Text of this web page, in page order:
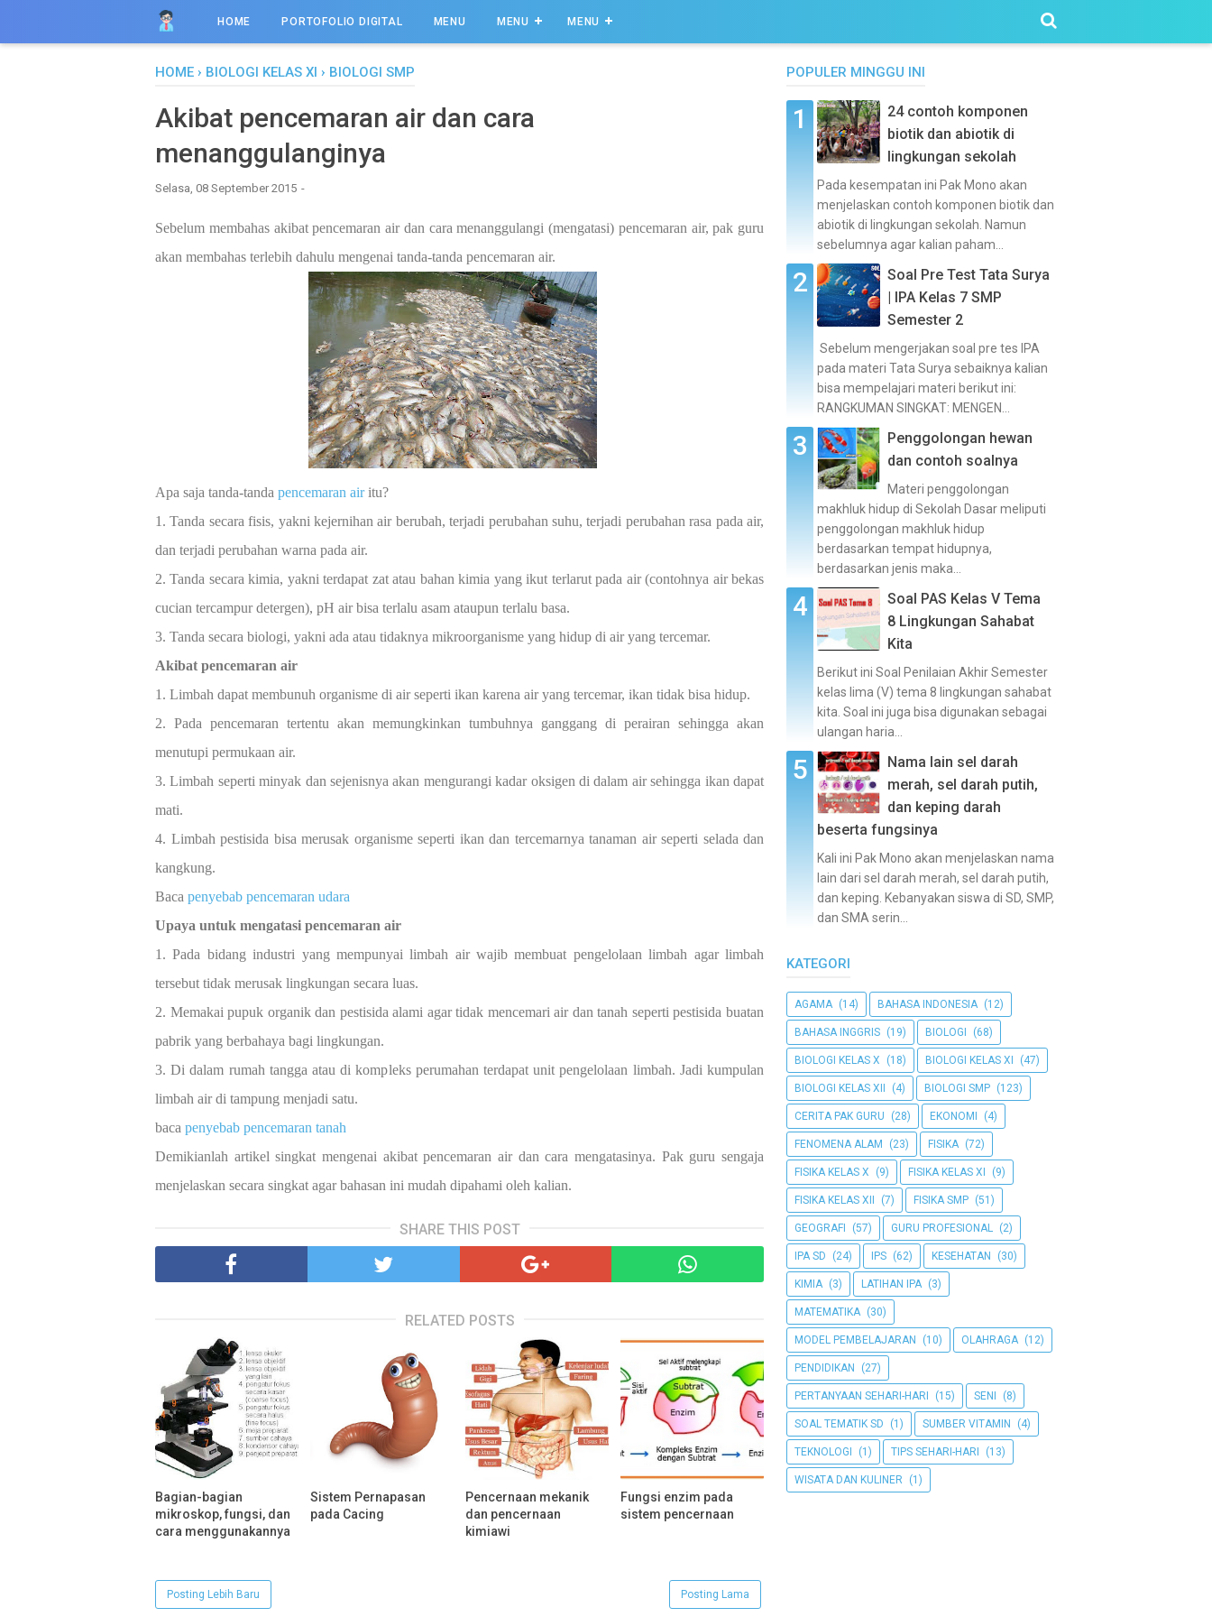
HOME PORTOFOLIO DIGITAL MENU MENU MENU
HOME › BIOLOGI KELAS XI › BIOLOGI SMP
Akibat pencemaran air dan cara
menanggulanginya
Selasa, 08 September 2015
Sebelum membahas akibat pencemaran air dan cara menanggulangi (mengatasi) pencemaran air, pak guru
akan membahas terlebih dahulu mengenai tanda-tanda pencemaran air.
Apa saja tanda-tanda pencemaran airitu?
1. Tanda secara fisis, yakni kejernihan air berubah, terjadi perubahan suhu, terjadi perubahan rasa pada air,
dan terjadi perubahan warna pada air.
2. Tanda secara kimia, yakni terdapat zat atau bahan kimia yang ikut terlarut pada air (contohnya air bekas
cucian tercampur detergen), pH air bisa terlalu asam ataupun terlalu basa.
3. Tanda secara biologi, yakni ada atau tidaknya mikroorganisme yang hidup di air yang tercemar.
Akibat pencemaran air
1. Limbah dapat membunuh organisme di air seperti ikan karena air yang tercemar, ikan tidak bisa hidup.
2. Pada pencemaran tertentu akan memungkinkan tumbuhnya ganggang di perairan sehingga akan
menutupi permukaan air.
3. Limbah seperti minyak dan sejenisnya akan mengurangi kadar oksigen di dalam air sehingga ikan dapat
mati.
4. Limbah pestisida bisa merusak organisme seperti ikan dan tercemarnya tanaman air seperti selada dan
kangkung.
Baca penyebab pencemaran udara
Upaya untuk mengatasi pencemaran air
1. Pada bidang industri yang mempunyai limbah air wajib membuat pengelolaan limbah agar limbah
tersebut tidak merusak lingkungan secara luas.
2. Memakai pupuk organik dan pestisida alami agar tidak mencemari air dan tanah seperti pestisida buatan
pabrik yang berbahaya bagi lingkungan.
3. Di dalam rumah tangga atau di kompleks perumahan terdapat unit pengelolaan limbah. Jadi kumpulan
limbah air di tampung menjadi satu.
baca penyebab pencemaran tanah
Demikianlah artikel singkat mengenai akibat pencemaran air dan cara mengatasinya. Pak guru sengaja
menjelaskan secara singkat agar bahasan ini mudah dipahami oleh kalian.
SHARE THIS POST
RELATED POSTS
Bagian-bagian
mikroskop, fungsi, dan
cara menggunakannya
Sistem Pernapasan
pada Cacing
Pencernaan mekanik
dan pencernaan
kimiawi
Fungsi enzim pada
sistem pencernaan
Posting Lebih Baru Posting Lama
POPULER MINGGU INI
24 contoh komponen
biotik dan abiotik di
lingkungan sekolah
Pada kesempatan ini Pak Mono akan
menjelaskan contoh komponen biotik dan
abiotik di lingkungan sekolah. Namun
sebelumnya agar kalian paham...
Soal Pre Test Tata Surya
| IPA Kelas 7 SMP
Semester 2
Sebelum mengerjakan soal pre tes IPA
pada materi Tata Surya sebaiknya kalian
bisa mempelajari materi berikut ini:
RANGKUMAN SINGKAT: MENGEN...
Penggolongan hewan
dan contoh soalnya
Materi penggolongan
makhluk hidup di Sekolah Dasar meliputi
penggolongan makhluk hidup
berdasarkan tempat hidupnya,
berdasarkan jenis maka...
Soal PAS Kelas V Tema
8 Lingkungan Sahabat
Kita
Berikut ini Soal Penilaian Akhir Semester
kelas lima (V) tema 8 lingkungan sahabat
kita. Soal ini juga bisa digunakan sebagai
ulangan haria...
Nama lain sel darah
merah, sel darah putih,
dan keping darah
beserta fungsinya
Kali ini Pak Mono akan menjelaskan nama
lain dari sel darah merah, sel darah putih,
dan keping. Kebanyakan siswa di SD, SMP,
dan SMA serin...
KATEGORI
AGAMA (14) BAHASA INDONESIA (12)
BAHASA INGGRIS (19) BIOLOGI (68)
BIOLOGI KELAS X (18) BIOLOGI KELAS XI (47)
BIOLOGI KELAS XII (4) BIOLOGI SMP (123)
CERITA PAK GURU (28) EKONOMI (4)
FENOMENA ALAM (23) FISIKA (72)
FISIKA KELAS X (9) FISIKA KELAS XI (9)
FISIKA KELAS XII (7) FISIKA SMP (51)
GEOGRAFI (57) GURU PROFESIONAL (2)
IPA SD (24) IPS (62) KESEHATAN (30)
KIMIA (3) LATIHAN IPA (3)
MATEMATIKA (30)
MODEL PEMBELAJARAN (10) OLAHRAGA (12)
PENDIDIKAN (27)
PERTANYAAN SEHARI-HARI (15) SENI (8)
SOAL TEMATIK SD (1) SUMBER VITAMIN (4)
TEKNOLOGI (1) TIPS SEHARI-HARI (13)
WISATA DAN KULINER (1)